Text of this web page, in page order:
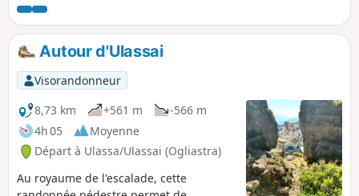
franchi un col, plongé dans une vallée
et escaladé le versant suivant. En prime
un magnifique point de vue sur une
troisième vallée.
Autour d'Ulassai
Visorandonneur
8,73 km
+561 m
-566 m
4h 05
Moyenne
Départ à Ulassa/Ulassai (Ogliastra)
Au royaume de l'escalade, cette